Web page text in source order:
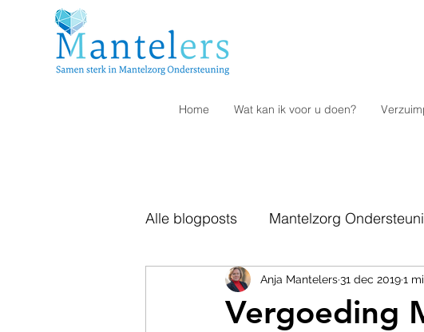
Home Wat kan ik voor u doen?
Alle blogposts Mantelzorg
Bezwaar Verlagen ziekteverzuim
Vergoeding
Anja Mantelers31 dec 20191